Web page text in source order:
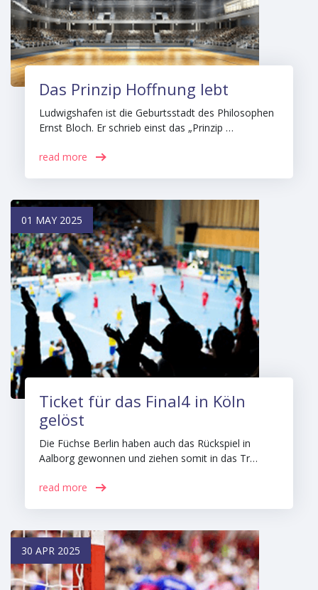
Das Prinzip Hoffnung lebt
Ludwigshafen ist die Geburtsstadt des Philosophen
Ernst Bloch. Er schrieb einst das „Prinzip …
read more
01 MAY 2025
Ticket für das Final4 in Köln
gelöst
Die Füchse Berlin haben auch das Rückspiel in
Aalborg gewonnen und ziehen somit in das Tr…
read more
30 APR 2025